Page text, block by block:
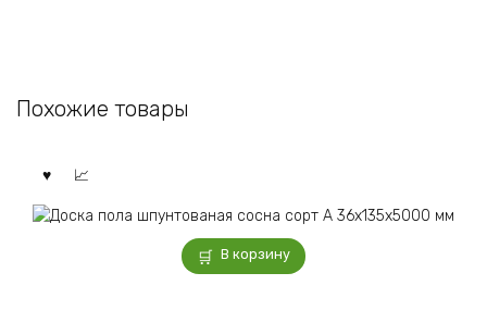
Похожие товары
В корзину